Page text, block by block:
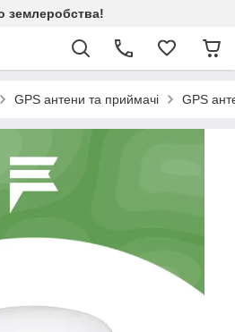
землеробства!
GPS антени та приймачі GPS